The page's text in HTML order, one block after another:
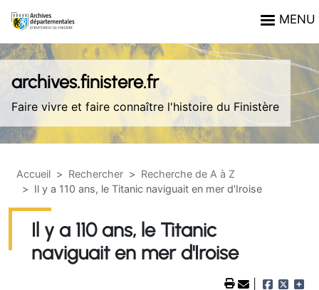
archives.finistere.fr
Faire vivre et faire connaître l'histoire du Finistère
MENU
Accueil Rechercher
Recherche de A à Z
Il y a 110 ans, le Titanic naviguait en mer d'Iroise
Il y a 110 ans, le Titanic
naviguait en mer d'Iroise
Panneau de gestion des cookies